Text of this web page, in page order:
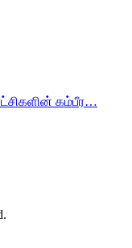
கம்பீர…